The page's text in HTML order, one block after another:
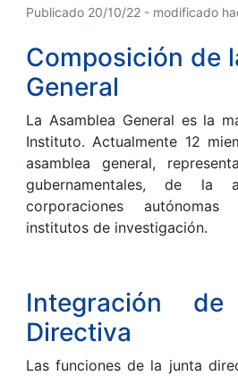
Publicado 20/10/22 - modificado
Composición de
General
La Asamblea General es la
Instituto. Actualmente 12
asamblea general,
gubernamentales, de la
corporaciones
institutos de investigación.
Integración
Directiva
Las funciones de la junta